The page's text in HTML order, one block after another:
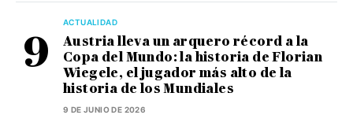
ACTUALIDAD
Austria lleva un arquero récord a la
Copa del Mundo: la historia de Florian
Wiegele, el jugador más alto de la
historia de los Mundiales
9 DE JUNIO DE 2026